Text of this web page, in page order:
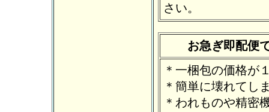
さい。
お急ぎ即配便
＊一梱包の価格が
＊簡単に壊れてし
＊われものや精密